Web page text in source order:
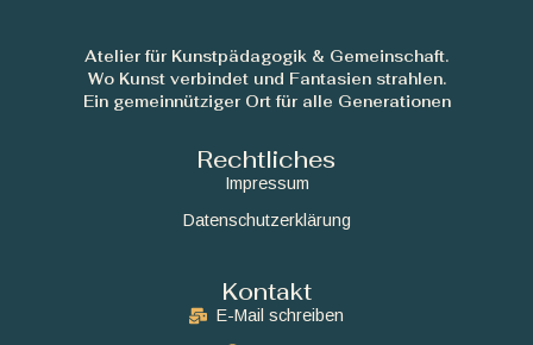
Atelier für Kunstpädagogik & Gemeinschaft.
Wo Kunst verbindet und Fantasien strahlen.
Ein gemeinnütziger Ort für alle Generationen
Rechtliches
Impressum
Datenschutzerklärung
Kontakt
E-Mail schreiben